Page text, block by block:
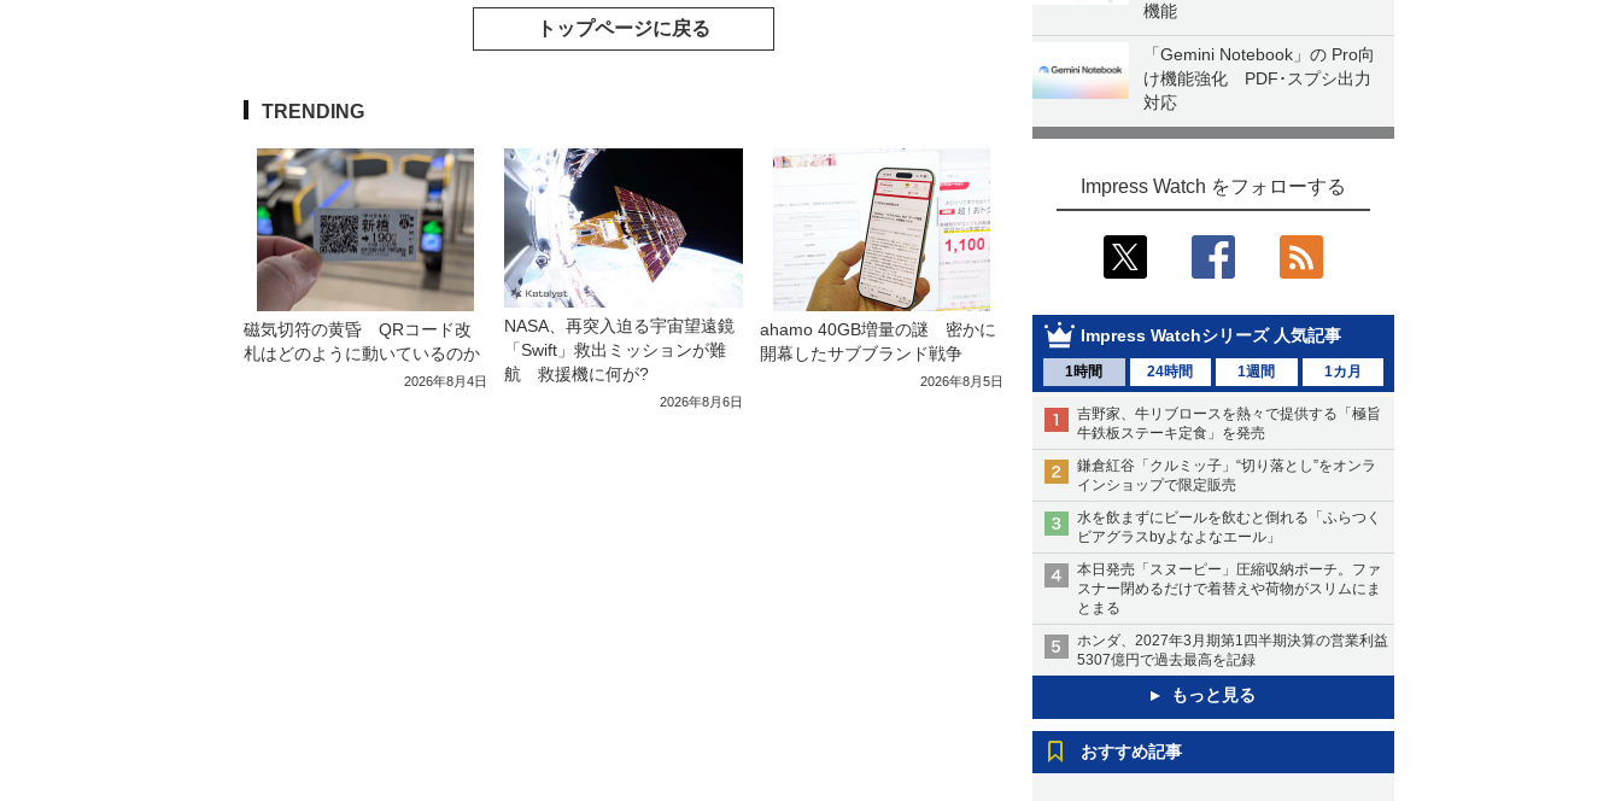
機能
「Gemini Notebook」の Pro向
け機能強化 PDF･スプシ出力
対応
Impress Watch をフォローする
Impress Watchシリーズ 人気記事
1時間 24時間 1週間 1カ月
吉野家、牛リブロースを熱々で提供する「極旨
牛鉄板ステーキ定食」を発売
鎌倉紅谷「クルミッ子」“切り落とし”をオンラ
インショップで限定販売
水を飲まずにビールを飲むと倒れる「ふらつく
ビアグラスbyよなよなエール」
本日発売「スヌーピー」圧縮収納ポーチ。ファ
スナー閉めるだけで着替えや荷物がスリムにま
とまる
ホンダ、2027年3月期第1四半期決算の営業利益
5307億円で過去最高を記録
もっと見る
おすすめ記事
トップページに戻る
TRENDING
磁気切符の黄昏 QRコード改
札はどのように動いているのか
2026年8月4日
NASA、再突入迫る宇宙望遠鏡
「Swift」救出ミッションが難
航 救援機に何が?
2026年8月6日
ahamo 40GB増量の謎 密かに
開幕したサブブランド戦争
2026年8月5日